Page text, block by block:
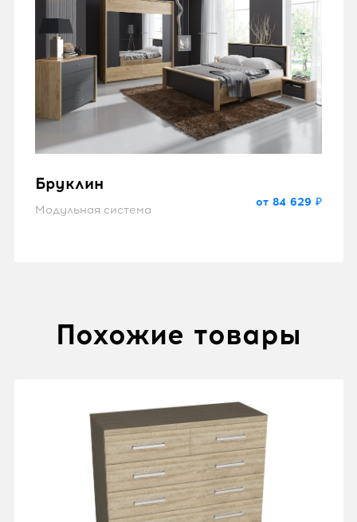
Бруклин
Модульная система
от 84 629 ₽
Похожие товары